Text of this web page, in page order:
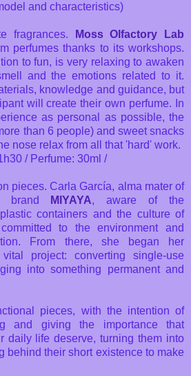
and characteristics)
fragrances.
Moss Olfactory Lab
perfumes thanks to its workshops.
to fun, is very relaxing to awaken
and the emotions related to it.
knowledge and guidance, but
will create their own perfume. In
as personal as possible, the
than 6 people) and sweet snacks
nose relax from all that 'hard' work.
/ Perfume: 30ml /
pieces. Carla García, alma mater of
brand
MIYAYA, aware of the
containers and the culture of
to the environment and
From there, she began her
project: converting single-use
into something permanent and
pieces, with the intention of
and giving the importance that
daily life deserve, turning them into
behind their short existence to make